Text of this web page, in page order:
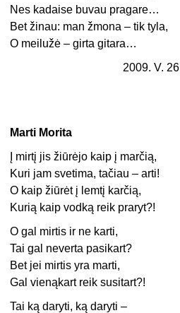
Nes kadaise buvau pragare…
Bet žinau: man žmona – tik tyla,
O meilužė – girta gitara…
2009. V. 26
Marti Morita
Į mirtį jis žiūrėjo kaip į marčią,
Kuri jam svetima, tačiau – arti!
O kaip žiūrėt į lemtį karčią,
Kurią kaip vodką reik praryt?!
O gal mirtis ir ne karti,
Tai gal neverta pasikart?
Bet jei mirtis yra marti,
Gal vienąkart reik susitart?!
Tai ką daryti, ką daryti –